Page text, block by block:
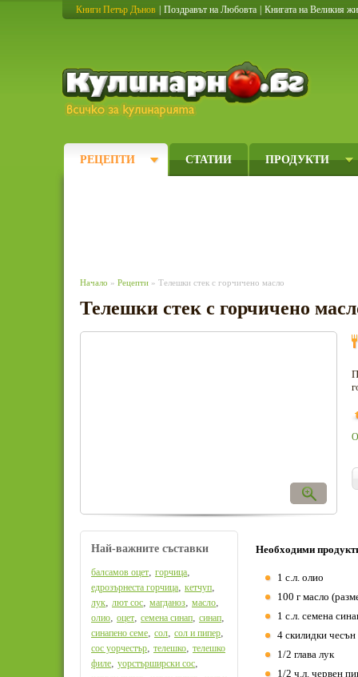
Книги Петър Дънов Поздравът на Любовта Книгата на Великия
РЕЦЕПТИ СТАТИИ ПРОДУКТИ
Начало » Рецепти » Телешки стек с горчичено масло
Телешки стек с горчичено
Необходими
1 с.л. олио
100 г масло
1 с.л. семена
4 скилидки чесън
1/2 глава лук
1/2 ч.л. червен
Най-важните съставки
балсамов оцет, горчица,
едрозърнеста горчица, кетчуп,
лук, лют сос, магданоз, масло,
олио, оцет, семена синап, синап,
синапено семе, сол, сол и пипер,
сос уорчестър, телешко, телешко
филе, уорстърширски сос,